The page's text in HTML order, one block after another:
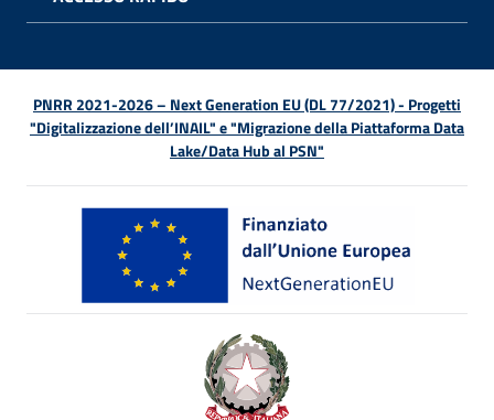
PNRR 2021-2026 – Next Generation EU (DL 77/2021) - Progetti
"Digitalizzazione dell’INAIL" e "Migrazione della Piattaforma Data
Lake/Data Hub al PSN"